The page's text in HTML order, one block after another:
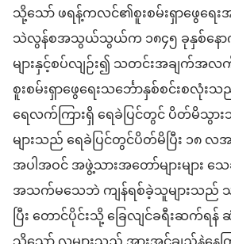
သို့သော် ဖရန့်ကလင်၏စူးစမ်းရှာဖွေရေး
သဲလွန်စအသွယ်သွယ်က ၁၈၄၅ ခုနှစ်နော
များနှင့်စပ်လျဉ်း၍ သတင်းအချက်အ
စူးစမ်းရှာဖွေရေးသင်္ဘောနှစ်စင်းစလုံး
ရေလက်ကြားရှိ ရေခဲပြင်တွင် ပိတ်မိသွာ
များသည် ရေခဲပြင်တွင်ပိတ်မိပြီး ၁၈
အပါအဝင် အဖွဲ့သားအတော်များများ
အသက်မသေဘဲ ကျန်ရစ်ခဲ့သူများသည် သ
ပြီး တောင်ပိုင်းသို့ ခြေလျင်ခရီးဆက်ရ